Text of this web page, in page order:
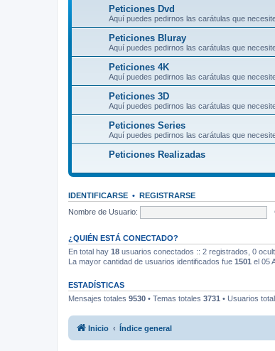
Peticiones Dvd
Aquí puedes pedirnos las carátulas que
Peticiones Bluray
Aquí puedes pedirnos las carátulas que
Peticiones 4K
Aquí puedes pedirnos las carátulas que
Peticiones 3D
Aquí puedes pedirnos las carátulas que
Peticiones Series
Aquí puedes pedirnos las carátulas que
Peticiones Realizadas
IDENTIFICARSE • REGISTRARSE
Nombre de Usuario:
¿QUIÉN ESTÁ CONECTADO?
En total hay 18 usuarios conectados :: 2 registrados, 0
La mayor cantidad de usuarios identificados fue 1501 el 05
ESTADÍSTICAS
Mensajes totales 9530 • Temas totales 3731 • Usuarios
Inicio Índice general